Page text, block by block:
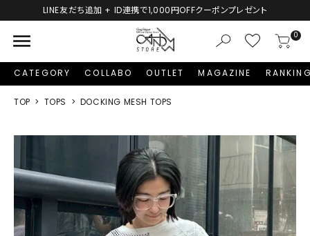
LINE友だち追加 + ID連携で1,000円OFFクーポンプレゼント
menu 0
CATEGORY COLLABO OUTLET MAGAZINE
TOP TOPS DOCKING MESH TOPS